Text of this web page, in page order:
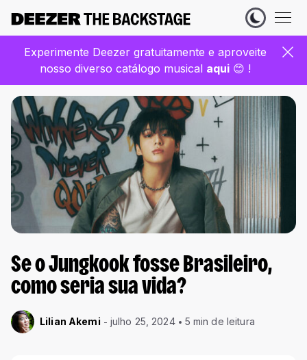
Experimente Deezer gratuitamente e aproveite
nosso diverso catálogo musical aqui 😊 !
Se o Jungkook fosse Brasileiro,
como seria sua vida?
Lilian Akemi julho 25, 2024 5 min de leitura